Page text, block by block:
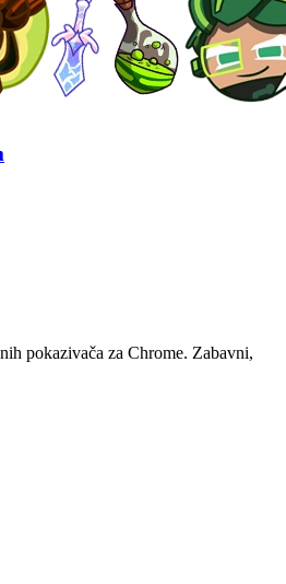
pokazivača za Chrome. Zabavni,